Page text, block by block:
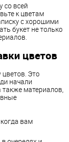
со всей
к цветам
с хорошими
букет не только
цветов
Это
начали
материалов,
вам